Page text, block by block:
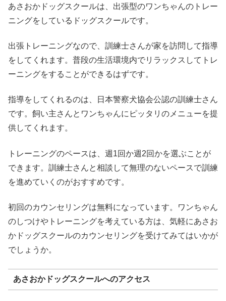
あさおかドッグスクールは、出張型のワンちゃんのトレー
ニングをしているドッグスクールです。
出張トレーニングなので、訓練士さんが家を訪問して指導
をしてくれます。普段の生活環境内でリラックスしてトレ
ーニングをすることができるはずです。
指導をしてくれるのは、日本警察犬協会公認の訓練士さん
です。飼い主さんとワンちゃんにピッタリのメニューを提
供してくれます。
トレーニングのペースは、週1回か週2回かを選ぶことが
できます。訓練士さんと相談して無理のないペースで訓練
を進めていくのがおすすめです。
初回のカウンセリングは無料になっています。ワンちゃん
のしつけやトレーニングを考えている方は、気軽にあさお
かドッグスクールのカウンセリングを受けてみてはいかが
でしょうか。
あさおかドッグスクールへのアクセス